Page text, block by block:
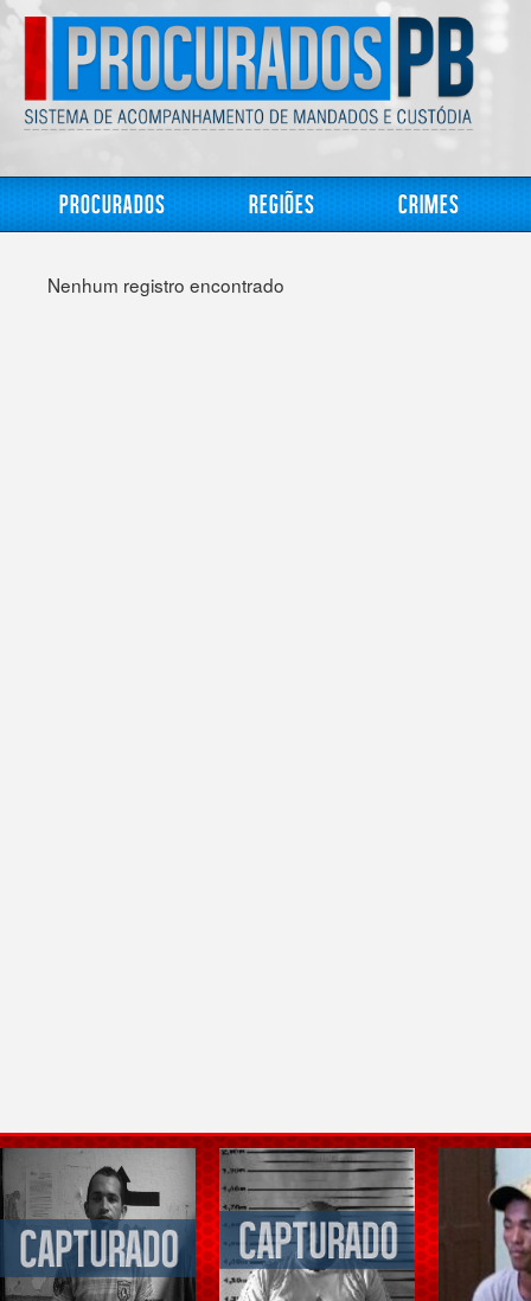
Procurados Regiões Crimes
Nenhum registro encontrado